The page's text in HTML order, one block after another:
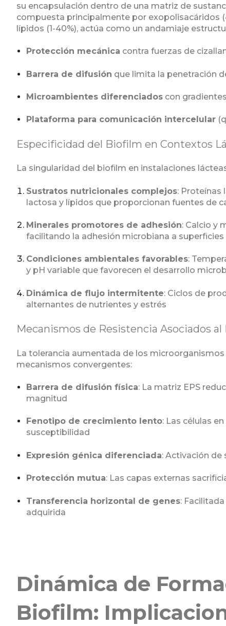
su encapsulación dentro de una matriz de
compuesta principalmente por exopolisacáridos
lípidos (1-40%), actúa como un andamiaje
Protección mecánica contra fuerzas de
Barrera de difusión que limita la penetración
Microambientes diferenciados con
Plataforma para comunicación intercelular
Especificidad del Biofilm en Contextos
La singularidad del biofilm en instalaciones
Sustratos nutricionales complejos: Proteínas
lactosa y lípidos que proporcionan fuentes de
Minerales promotores de adhesión: Calcio y
facilitando la adhesión microbiana a superficies
Condiciones ambientales favorables:
y pH variable que favorecen el desarrollo
Dinámica de flujo intermitente: Ciclos de
alternantes de nutrientes y estrés
Mecanismos de Resistencia Asociados
La tolerancia aumentada de los
mecanismos convergentes:
Barrera de difusión física: La matriz EPS
magnitud
Fenotipo de crecimiento lento: Las células
susceptibilidad
Expresión génica diferenciada: Activación
Protección mutua: Las capas externas
Transferencia horizontal de genes:
adquirida
Dinámica de
Biofilm: